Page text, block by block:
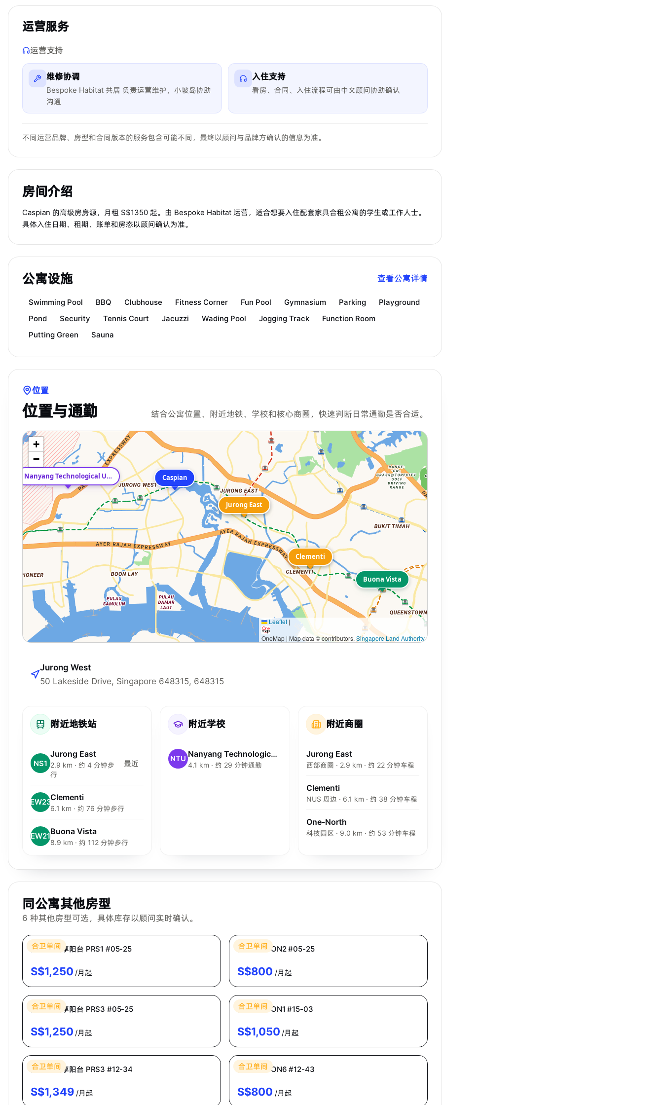
运营服务
运营支持
维修协调
Bespoke Habitat 共居 负责运营维护，小坡岛协助
沟通
入住支持
看房、合同、入住流程可由中文顾问协助确认
不同运营品牌、房型和合同版本的服务包含可能不同，最终以顾问与品牌方确认的信息为准。
房间介绍
Caspian 的高级房房源，月租 S$1350 起。由 Bespoke Habitat 运营，适合想要入住配套家具合租公寓的学生或工作人士。
具体入住日期、租期、账单和房态以顾问确认为准。
公寓设施 查看公寓详情
Swimming Pool BBQ Clubhouse Fitness Corner Fun Pool Gymnasium Parking
Playground
Pond
Security Tennis Court Jacuzzi Wading Pool Jogging Track
Function Room
Putting Green
Sauna
位置
位置与通勤 结合公寓位置、附近地铁、学校和核心商圈，快速判断日常通勤是否合适。
Caspian
Jurong East
Clementi
Buona Vista
Nanyang Technological University
Jurong East
Clementi
+
−
Leaflet |
OneMap | Map data © contributors, Singapore Land Authority
Jurong West
50 Lakeside Drive, Singapore 648315, 648315
附近地铁站
NS1
Jurong East
2.9 km · 约 4 分钟步
行
最近
EW23Clementi
6.1 km · 约 76 分钟步行
EW21Buona Vista
8.9 km · 约 112 分钟步行
附近学校
NTU Nanyang Technological University
4.1 km · 约 29 分钟通勤
附近商圈
Jurong East
西部商圈 · 2.9 km · 约 22 分钟车程
Clementi
NUS 周边 · 6.1 km · 约 38 分钟车程
One-North
科技园区 · 9.0 km · 约 53 分钟车程
同公寓其他房型
6 种其他房型可选，具体库存以顾问实时确认。
合卫单间
Bespoke Habitat 共居
高级房·共享阳台 PRS1 #05-25
S$1,250 /月起
合卫单间
普通房 ECON2 #05-25
S$800 /月起
合卫单间
高级房·共享阳台 PRS3 #05-25
S$1,250 /月起
合卫单间
普通房 ECON1 #15-03
S$1,050 /月起
合卫单间
高级房·共享阳台 PRS3 #12-34
S$1,349 /月起
合卫单间
普通房 ECON6 #12-43
S$800 /月起